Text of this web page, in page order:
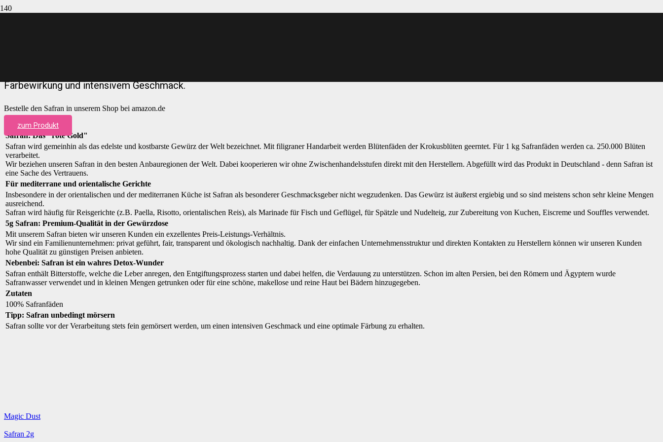
Färbewirkung und intensivem Geschmack.
Bestelle den Safran in unserem Shop bei amazon.de
zum Produkt
Safran: Das "rote Gold"
Safran wird gemeinhin als das edelste und kostbarste Gewürz der Welt bezeichnet. Mit filigraner Handarbeit werden Blütenfäden der Krokusblüten geerntet. Für 1 kg Safranfäden werden ca. 250.000 Blüten
verarbeitet.
Wir beziehen unseren Safran in den besten Anbauregionen der Welt. Dabei kooperieren wir ohne Zwischenhandelsstufen direkt mit den Herstellern. Abgefüllt wird das Produkt in Deutschland - denn Safran ist
eine Sache des Vertrauens.
Für mediterrane und orientalische Gerichte
Insbesondere in der orientalischen und der mediterranen Küche ist Safran als besonderer Geschmacksgeber nicht wegzudenken. Das Gewürz ist äußerst ergiebig und so sind meistens schon sehr kleine Mengen
ausreichend.
Safran wird häufig für Reisgerichte (z.B. Paella, Risotto, orientalischen Reis), als Marinade für Fisch und Geflügel, für Spätzle und Nudelteig, zur Zubereitung von Kuchen, Eiscreme und Souffles verwendet.
5g Safran: Premium-Qualität in der Gewürzdose
Mit unserem Safran bieten wir unseren Kunden ein exzellentes Preis-Leistungs-Verhältnis.
Wir sind ein Familienunternehmen: privat geführt, fair, transparent und ökologisch nachhaltig. Dank der einfachen Unternehmensstruktur und direkten Kontakten zu Herstellern können wir unseren Kunden
hohe Qualität zu günstigen Preisen anbieten.
Nebenbei: Safran ist ein wahres Detox-Wunder
Safran enthält Bitterstoffe, welche die Leber anregen, den Entgiftungsprozess starten und dabei helfen, die Verdauung zu unterstützen. Schon im alten Persien, bei den Römern und Ägyptern wurde
Safranwasser verwendet und in kleinen Mengen getrunken oder für eine schöne, makellose und reine Haut bei Bädern hinzugegeben.
Zutaten
100% Safranfäden
Tipp: Safran unbedingt mörsern
Safran sollte vor der Verarbeitung stets fein gemörsert werden, um einen intensiven Geschmack und eine optimale Färbung zu erhalten.
Magic Dust
Safran 2g